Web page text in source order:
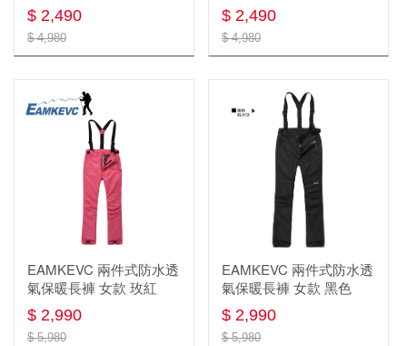
座式吊帶，胸位吊帶
大掛鉤 鷹架鉤 大鉤挽索
裝備包袋 繩袋 繩筒
繩索保護器/套
繩梯/鋼絲梯
安全帶配件
配件 工具
繩梯
繩索 挽索
固定點 確保點 假支點 分力盤
下降器/確保器
鉤環 連接環
頭盔 安全帽 與週邊
保暖上衣
透氣排汗襯衫
長袖排汗衫
短袖排汗衫
雨衣 防水褲
軟殼外套
風衣外套
$ 2,490
$ 4,980
$ 2,490
$ 4,980
EAMKEVC 兩件式防水透
氣保暖長褲 女款 玫紅
$ 2,990
$ 5,980
EAMKEVC 兩件式防水透
氣保暖長褲 女款 黑色
$ 2,990
$ 5,980